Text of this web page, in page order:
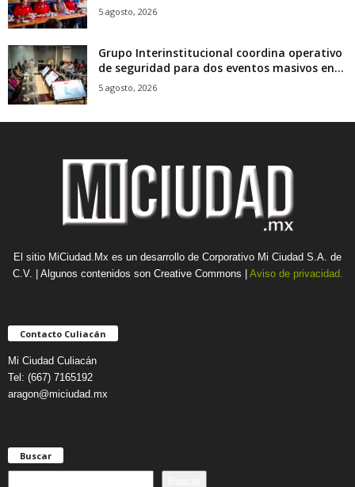
5 agosto, 2026
Grupo Interinstitucional coordina operativo
de seguridad para dos eventos masivos en...
5 agosto, 2026
El sitio MiCiudad.Mx es un desarrollo de Corporativo Mi Ciudad S.A. de
C.V. | Algunos contenidos son Creative Commons | Aviso de privacidad.
Contacto Culiacán
Mi Ciudad Culiacán
Tel: (667) 7165192
aragon@miciudad.mx
Buscar